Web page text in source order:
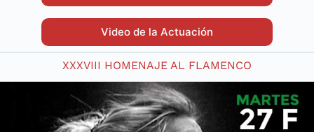
Video de la Actuación
XXXVIII HOMENAJE AL FLAMENCO